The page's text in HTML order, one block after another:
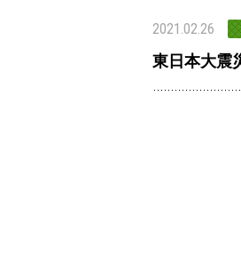
2021.02.26
東日本大震